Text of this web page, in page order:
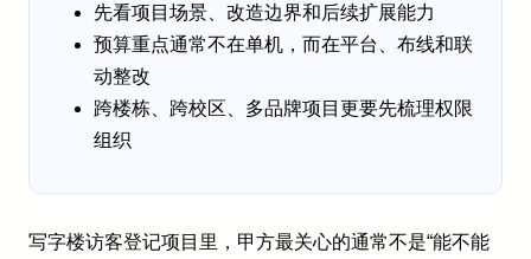
先看项目场景、改造边界和后续扩展能力
预算重点通常不在单机，而在平台、布线和联
动整改
跨楼栋、跨校区、多品牌项目更要先梳理权限
组织
写字楼访客登记项目里，甲方最关心的通常不是“能不能